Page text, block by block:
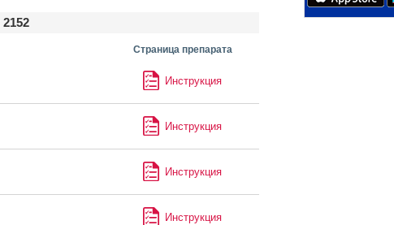
2152
Страница препарата
Инструкция
Инструкция
Инструкция
Инструкция